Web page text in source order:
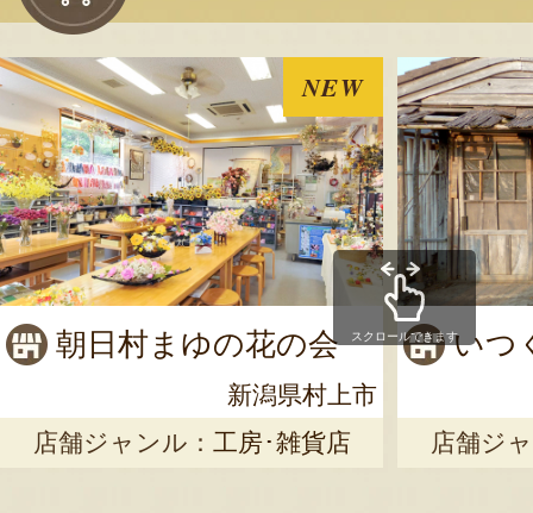
発送目安：約1週間
賞味期限：粗挽腸
より36日 粗挽腸詰フランク／製造日よ
り36日 唐蘇（カラソー）／製造日より
40日 ロースハム／製造日より29日 もも
ハム／製造日より30日 ベーコ
日より40日
￥4,500～(送料
受付中 のし可
NEW
朝日村まゆの花の会
新潟県村上市
店舗ジャンル： 工房･雑貨店
いつ
店舗ジ
スクロールできます